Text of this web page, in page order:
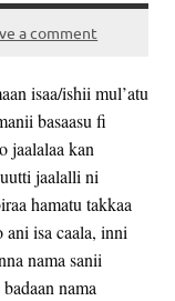
a comment
isaa/ishii mul’atu
basaasu fi
jaalalaa kan
jaalalli ni
hamatu takkaa
isa caala, inni
nama sanii
nama